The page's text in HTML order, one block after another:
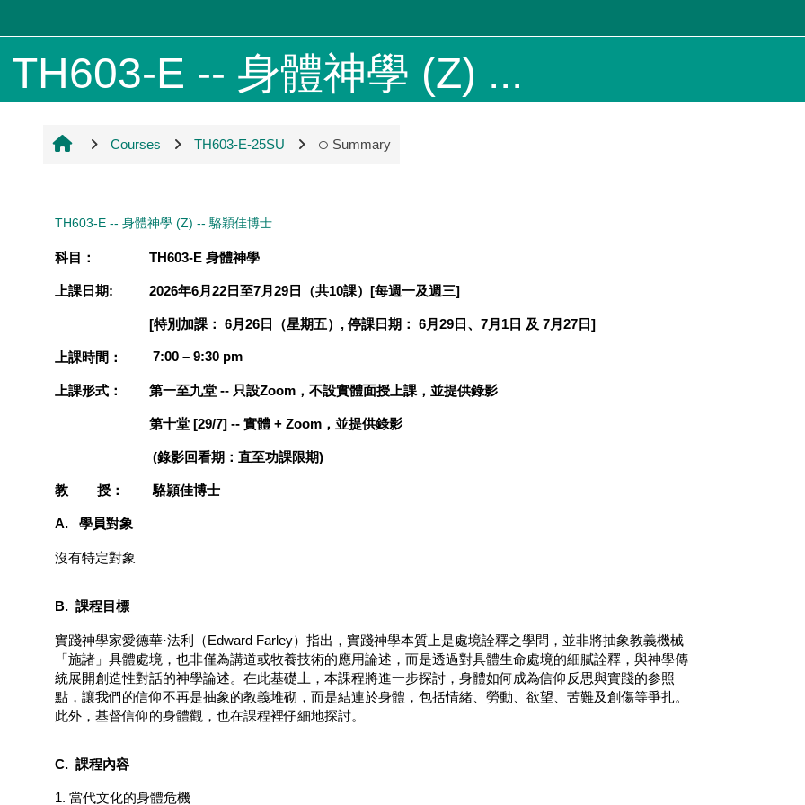
TH603-E -- 身體神學 (Z) ...
Courses TH603-E-25SU Summary
TH603-E -- 身體神學 (Z) -- 駱穎佳博士
科目： TH603-E身體神學
上課日期: 2026年6月22 日至7月29 日（共10課）[每週一及週三]
[特別加課： 6月26 日（星期五） ,停課日期： 6月29 日、7月 1 日 及 7月27 日]
上課時間： 7:00 – 9:30 pm
上課形式： 第一至九堂 -- 只設Zoom，不設實體面授上課，並提供錄影
第十堂 [29/7] -- 實體 + Zoom，並提供錄影
(錄影回看期：直至功課限期)
教 授： 駱頴佳博士
A.學員對象
沒有特定對象
B.課程目標
實踐神學家愛德華·法利（Edward Farley）指出，實踐神學本質上是處境詮釋之學問，並非將抽象教義機械
「施諸」具體處境，也非僅為講道或牧養技術的應用論述，而是透過對具體生命處境的細膩詮釋，與神學傳
統展開創造性對話的神學論述。在此基礎上，本課程將進一步探討，身體如何成為信仰反思與實踐的参照
點，讓我們的信仰不再是抽象的教義堆砌，而是結連於身體，包括情緒、勞動、欲望、苦難及創傷等爭扎。
此外，基督信仰的身體觀，也在課程裡仔細地探討。
C.課程內容
1.當代文化的身體危機